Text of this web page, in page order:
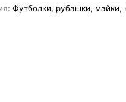
Футболки, рубашки, майки,